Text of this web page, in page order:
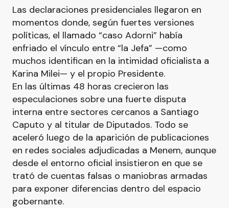
Las declaraciones presidenciales llegaron en
momentos donde, según fuertes versiones
políticas, el llamado “caso Adorni” había
enfriado el vínculo entre “la Jefa” —como
muchos identifican en la intimidad oficialista a
Karina Milei— y el propio Presidente.
En las últimas 48 horas crecieron las
especulaciones sobre una fuerte disputa
interna entre sectores cercanos a Santiago
Caputo y al titular de Diputados. Todo se
aceleró luego de la aparición de publicaciones
en redes sociales adjudicadas a Menem, aunque
desde el entorno oficial insistieron en que se
trató de cuentas falsas o maniobras armadas
para exponer diferencias dentro del espacio
gobernante.